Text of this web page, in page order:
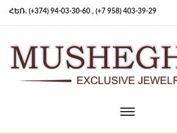
ՀԵՌ. (+374) 94-03-30-60 , (+7 958) 403-39-29
Toggle